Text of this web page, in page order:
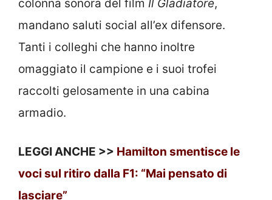
colonna sonora del film Il Gladiatore,
mandano saluti social all’ex difensore.
Tanti i colleghi che hanno inoltre
omaggiato il campione e i suoi trofei
raccolti gelosamente in una cabina
armadio.
LEGGI ANCHE >> Hamilton smentisce le
voci sul ritiro dalla F1: “Mai pensato di
lasciare”